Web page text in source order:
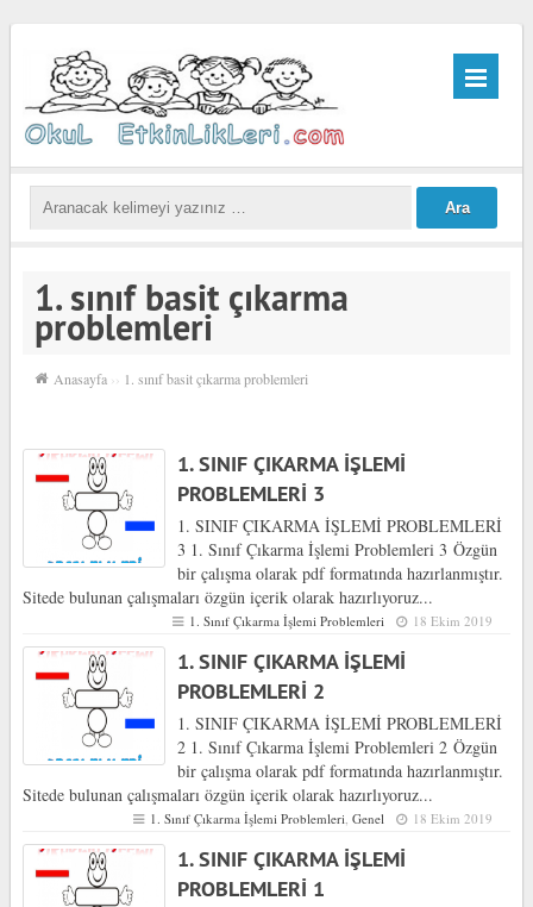
1. sınıf basit çıkarma
problemleri
Anasayfa ›› 1. sınıf basit çıkarma problemleri
1. SINIF ÇIKARMA İŞLEMİ
PROBLEMLERİ 3
1. SINIF ÇIKARMA İŞLEMİ PROBLEMLERİ
3 1. Sınıf Çıkarma İşlemi Problemleri 3 Özgün
bir çalışma olarak pdf formatında hazırlanmıştır.
Sitede bulunan çalışmaları özgün içerik olarak hazırlıyoruz...
1. Sınıf Çıkarma İşlemi Problemleri 18 Ekim 2019
1. SINIF ÇIKARMA İŞLEMİ
PROBLEMLERİ 2
1. SINIF ÇIKARMA İŞLEMİ PROBLEMLERİ
2 1. Sınıf Çıkarma İşlemi Problemleri 2 Özgün
bir çalışma olarak pdf formatında hazırlanmıştır.
Sitede bulunan çalışmaları özgün içerik olarak hazırlıyoruz...
1. Sınıf Çıkarma İşlemi Problemleri ,Genel 18 Ekim 2019
1. SINIF ÇIKARMA İŞLEMİ
PROBLEMLERİ 1